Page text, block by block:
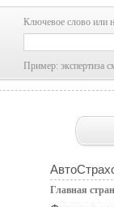
Ключевое слово или
Пример: экспертиза
Главная